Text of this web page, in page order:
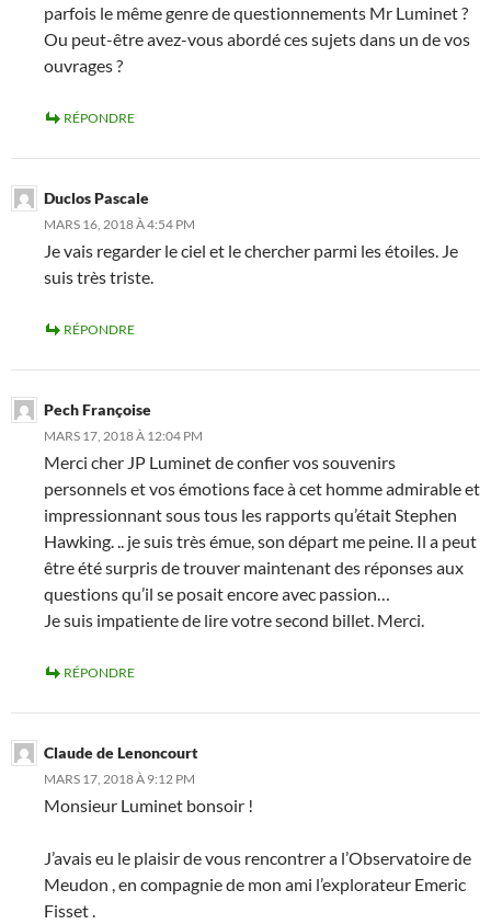
parfois le même genre de questionnements Mr Luminet ?
Ou peut-être avez-vous abordé ces sujets dans un de vos
ouvrages ?
RÉPONDRE
Duclos Pascale
MARS 16, 2018 À 4:54 PM
Je vais regarder le ciel et le chercher parmi les étoiles. Je
suis très triste.
RÉPONDRE
Pech Françoise
MARS 17, 2018 À 12:04 PM
Merci cher JP Luminet de confier vos souvenirs
personnels et vos émotions face à cet homme admirable et
impressionnant sous tous les rapports qu’était Stephen
Hawking. .. je suis très émue, son départ me peine. Il a peut
être été surpris de trouver maintenant des réponses aux
questions qu’il se posait encore avec passion…
Je suis impatiente de lire votre second billet. Merci.
RÉPONDRE
Claude de Lenoncourt
MARS 17, 2018 À 9:12 PM
Monsieur Luminet bonsoir !
J’avais eu le plaisir de vous rencontrer a l’Observatoire de
Meudon , en compagnie de mon ami l’explorateur Emeric
Fisset .